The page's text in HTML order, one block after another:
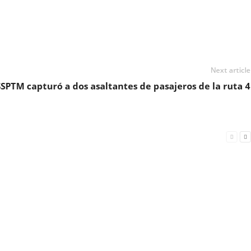
Next article
capturó a dos asaltantes de pasajeros de la ruta 4